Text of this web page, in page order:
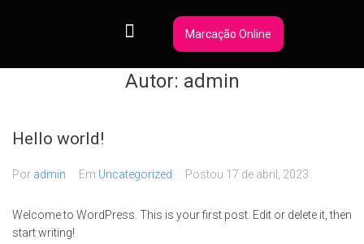
Marcação Online
Autor: admin
Hello world!
Por admin Em Uncategorized Postou 17 de abril, 2023
Welcome to WordPress. This is your first post. Edit or delete it, then
start writing!